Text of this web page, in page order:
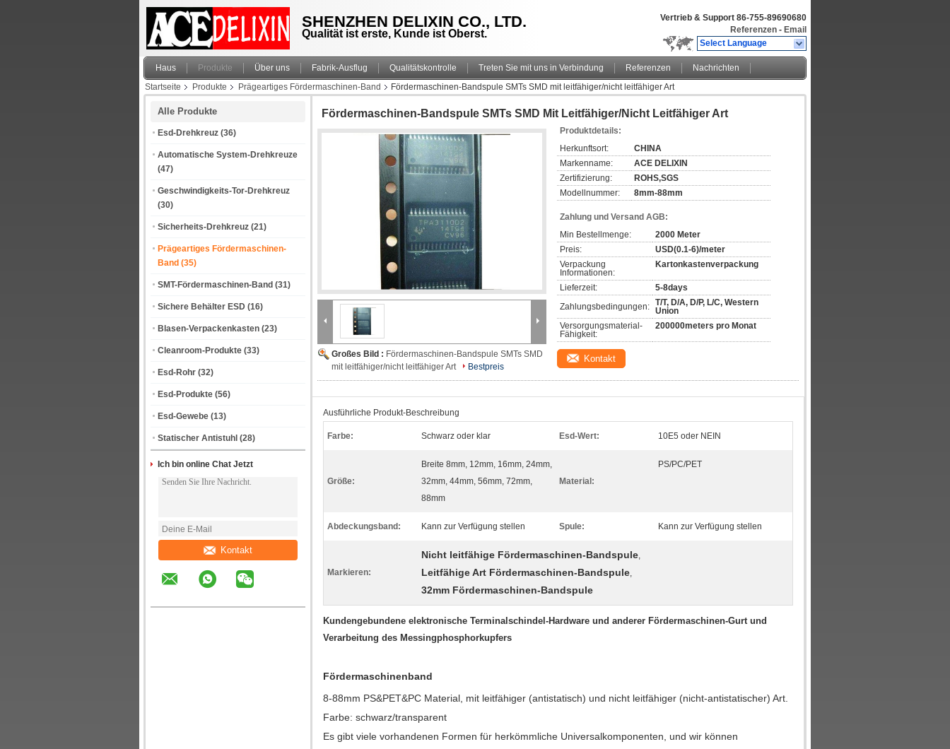
SHENZHEN DELIXIN CO., LTD.
Qualität ist erste, Kunde ist Oberst.
Vertrieb & Support 86-755-89690680
Referenzen - Email
Select Language
Haus Produkte Über uns Fabrik-Ausflug Qualitätskontrolle Treten Sie mit uns in Verbindung Referenzen
Nachrichten
Startseite
Produkte Prägeartiges Fördermaschinen-Band Fördermaschinen-Bandspule SMTs SMD mit leitfähiger/nicht leitfähiger Art
Alle Produkte
Esd-Drehkreuz (36)
Automatische System-Drehkreuze
(47)
Geschwindigkeits-Tor-Drehkreuz
(30)
Sicherheits-Drehkreuz (21)
Prägeartiges Fördermaschinen-
Band (35)
SMT-Fördermaschinen-Band (31)
Sichere Behälter ESD (16)
Blasen-Verpackenkasten (23)
Cleanroom-Produkte (33)
Esd-Rohr (32)
Esd-Produkte (56)
Esd-Gewebe (13)
Statischer Antistuhl (28)
Ich bin online Chat Jetzt
Kontakt
Fördermaschinen-Bandspule SMTs SMD Mit Leitfähiger/nicht Leitfähiger Art
Großes Bild : Fördermaschinen-Bandspule SMTs SMD
mit leitfähiger/nicht leitfähiger Art
Bestpreis
Produktdetails:
Herkunftsort:
CHINA
Markenname:
ACE DELIXIN
Zertifizierung:
ROHS,SGS
Modellnummer:
8mm-88mm
Zahlung und Versand AGB:
Min Bestellmenge:
2000 Meter
Preis:
USD(0.1-6)/meter
Verpackung
Informationen:
Kartonkastenverpackung
Lieferzeit:
5-8days
Zahlungsbedingungen: T/T, D/A, D/P, L/C, Western
Union
Versorgungsmaterial-
Fähigkeit:
200000meters pro Monat
Kontakt
Ausführliche Produkt-Beschreibung
Farbe: Schwarz oder klar Esd-Wert: 10E5 oder NEIN
Größe:
Breite 8mm, 12mm, 16mm, 24mm,
32mm, 44mm, 56mm, 72mm,
88mm
Material:
PS/PC/PET
Abdeckungsband: Kann zur Verfügung stellen Spule: Kann zur Verfügung stellen
Markieren:
Nicht leitfähige Fördermaschinen-Bandspule,
Leitfähige Art Fördermaschinen-Bandspule,
32mm Fördermaschinen-Bandspule
Kundengebundene elektronische Terminalschindel-Hardware und anderer Fördermaschinen-Gurt und
Verarbeitung des Messingphosphorkupfers
Fördermaschinenband
8-88mm PS&PET&PC Material, mit leitfähiger (antistatisch) und nicht leitfähiger (nicht-antistatischer) Art.
Farbe: schwarz/transparent
Es gibt viele vorhandenen Formen für herkömmliche Universalkomponenten, und wir können